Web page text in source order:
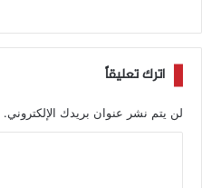
اترك تعليقاً
لن يتم نشر عنوان بريدك الإلكتروني.